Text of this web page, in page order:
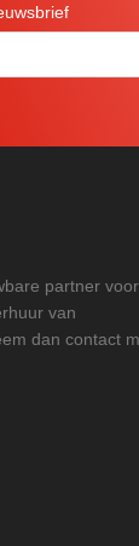
partner voor
van
dan contact